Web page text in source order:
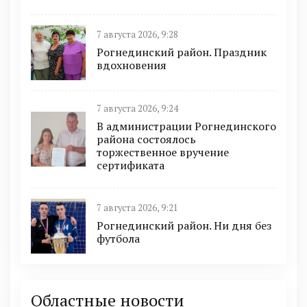
7 августа 2026, 9:28
Рогнединский район. Праздник
вдохновения
7 августа 2026, 9:24
В администрации Рогнединского
района состоялось
торжественное вручение
сертификата
7 августа 2026, 9:21
Рогнединский район. Ни дня без
футбола
Областные новости